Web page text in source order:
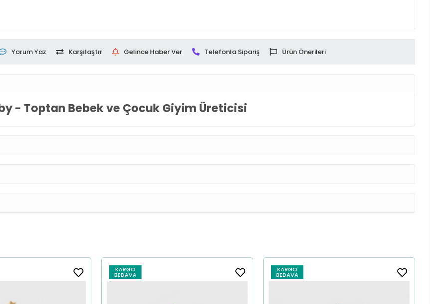
Yorum Yaz Karşılaştır Gelince Haber Ver Telefonla Sipariş Ürün Önerileri
- Toptan Bebek ve Çocuk Giyim Üreticisi
KARGO
BEDAVA
KARGO
BEDAVA